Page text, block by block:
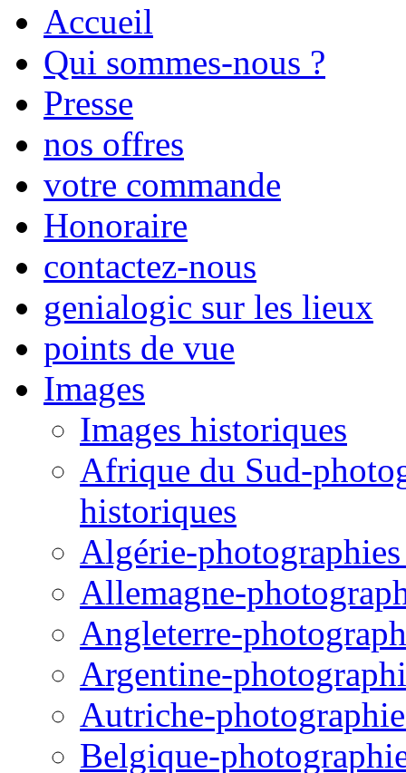
Accueil
Qui sommes-nous ?
Presse
nos offres
votre commande
Honoraire
contactez-nous
genialogic sur les lieux
points de vue
Images
Images historiques
Afrique du Sud-
historiques
Algérie-
Allemagne-
Angleterre-
Argentine-
Autriche-
Belgique-